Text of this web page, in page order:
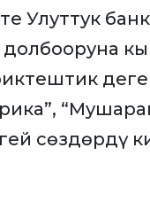
Улуттук
сөздөрдү